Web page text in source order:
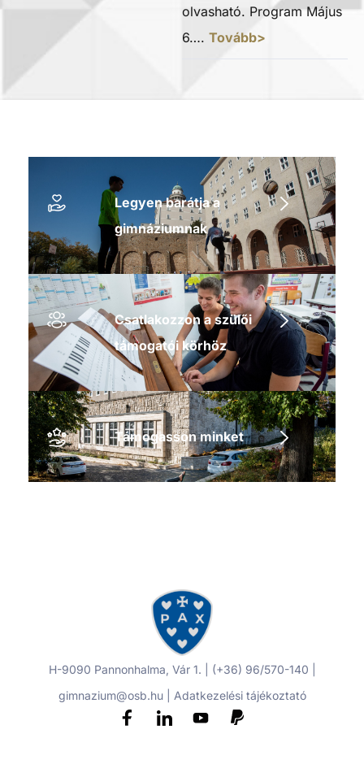
olvasható. Program Május
6…. Tovább>
Legyen barátja a
gimnáziumnak
Csatlakozzon a szülői
támogatói körhöz
Támogasson minket
H-9090 Pannonhalma, Vár 1. | (+36) 96/570-140 |
gimnazium@osb.hu | Adatkezelési tájékoztató